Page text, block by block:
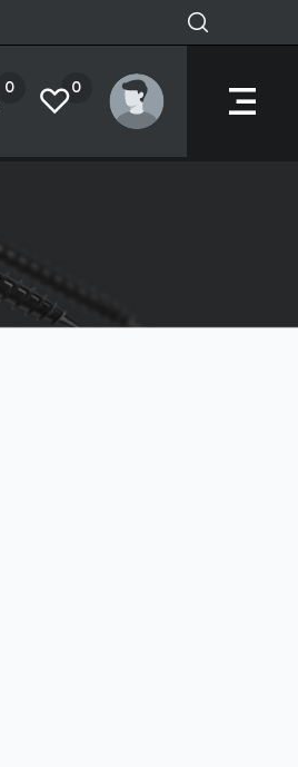
0 0